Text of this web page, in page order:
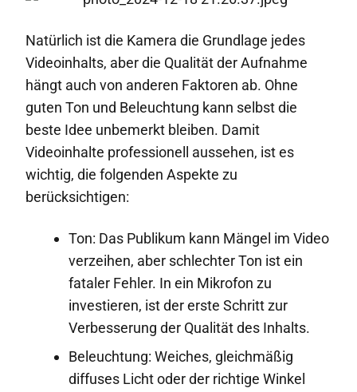
Natürlich ist die Kamera die Grundlage jedes
Videoinhalts, aber die Qualität der Aufnahme
hängt auch von anderen Faktoren ab. Ohne
guten Ton und Beleuchtung kann selbst die
beste Idee unbemerkt bleiben. Damit
Videoinhalte professionell aussehen, ist es
wichtig, die folgenden Aspekte zu
berücksichtigen:
Ton: Das Publikum kann Mängel im Video
verzeihen, aber schlechter Ton ist ein
fataler Fehler. In ein Mikrofon zu
investieren, ist der erste Schritt zur
Verbesserung der Qualität des Inhalts.
Beleuchtung: Weiches, gleichmäßig
diffuses Licht oder der richtige Winkel